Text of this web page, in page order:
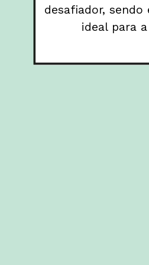
desafiador, sendo
ideal para